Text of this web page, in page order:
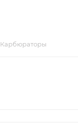
Карбюраторы